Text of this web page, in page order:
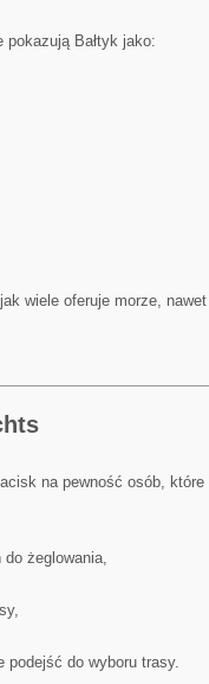
Bałtyk jako:
wiele oferuje morze,
na pewność osób,
żeglowania,
podejść do wyboru trasy.